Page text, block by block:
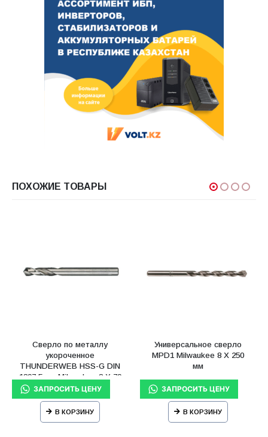
ПОХОЖИЕ ТОВАРЫ
Сверло по металлу
укороченное
THUNDERWEB HSS-G DIN
1897 5 шт Milwaukee 8 X 79
мм
В КОРЗИНУ
Универсальное сверло
MPD1 Milwaukee 8 X 250
мм
В КОРЗИНУ